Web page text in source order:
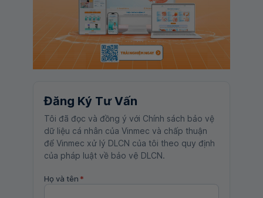
Đăng Ký Tư Vấn
Tôi đã đọc và đồng ý với Chính sách bảo vệ
dữ liệu cá nhân của Vinmec và chấp thuận
để Vinmec xử lý DLCN của tôi theo quy định
của pháp luật về bảo vệ DLCN.
Họ và tên *